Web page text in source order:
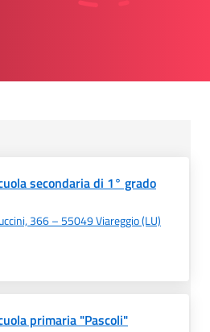
secondaria di 1° grado
366 – 55049 Viareggio (LU)
primaria "Pascoli"